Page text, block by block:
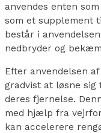
anvendes enten
som et supplement
består i
nedbryder og
Efter anvendelsen
gradvist at løsne
deres fjernelse.
med hjælp fra
kan accelerere